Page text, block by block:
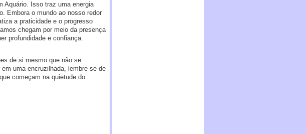
Aquário. Isso traz uma energia
Embora o mundo ao nosso redor
a praticidade e o progresso
chegam por meio da presença
profundidade e confiança.
de si mesmo que não se
uma encruzilhada, lembre-se de
começam na quietude do